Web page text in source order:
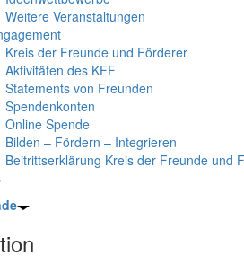
Weitere Veranstaltungen
Kreis der Freunde und Förderer
Aktivitäten des KFF
Statements von Freunden
Spendenkonten
Online Spende
Bilden – Fördern – Integrieren
Beitrittserklärung Kreis der Freunde und